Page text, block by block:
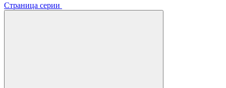
Страница серии